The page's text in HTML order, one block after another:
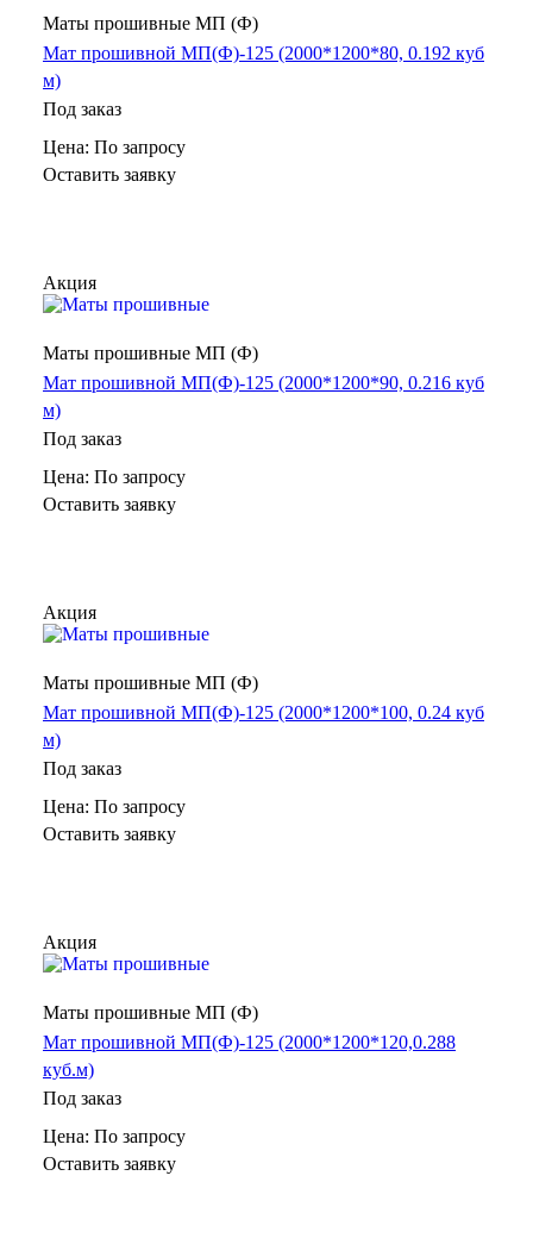
Маты прошивные МП (Ф)
Мат прошивной МП(Ф)-125 (2000*1200*80, 0.192 куб
м)
Под заказ
Цена: По запросу
Оставить заявку
Акция
Маты прошивные МП (Ф)
Мат прошивной МП(Ф)-125 (2000*1200*90, 0.216 куб
м)
Под заказ
Цена: По запросу
Оставить заявку
Акция
Маты прошивные МП (Ф)
Мат прошивной МП(Ф)-125 (2000*1200*100, 0.24 куб
м)
Под заказ
Цена: По запросу
Оставить заявку
Акция
Маты прошивные МП (Ф)
Мат прошивной МП(Ф)-125 (2000*1200*120,0.288
куб.м)
Под заказ
Цена: По запросу
Оставить заявку